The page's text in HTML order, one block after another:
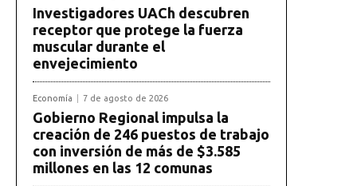
Investigadores UACh descubren
receptor que protege la fuerza
muscular durante el
envejecimiento
Economía 7 de agosto de 2026
Gobierno Regional impulsa la
creación de 246 puestos de trabajo
con inversión de más de $3.585
millones en las 12 comunas